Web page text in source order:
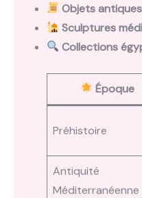
Objets
Sculptures
Collections
Époque
Préhistoire
Antiquité
Méditerranéenne